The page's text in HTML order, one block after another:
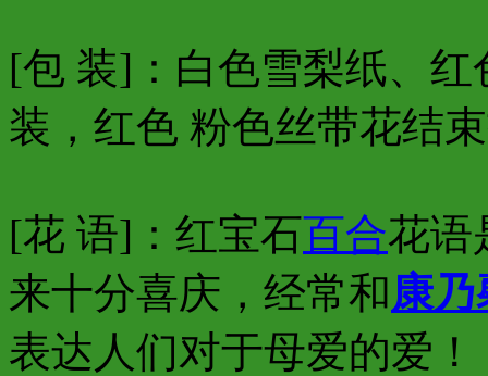
[包 装]：白色雪梨纸、
装，红色 粉色丝带花结
[花 语]： 红宝石百合花语
来十分喜庆，经常和康乃
表达人们对于母爱的爱！